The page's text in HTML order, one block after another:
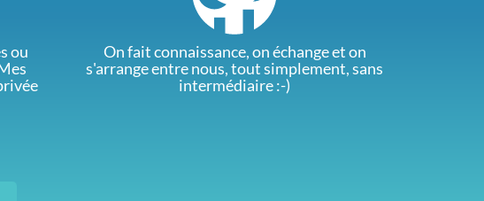
ou
On fait connaissance, on échange et on
s'arrange entre nous, tout simplement, sans
intermédiaire :-)